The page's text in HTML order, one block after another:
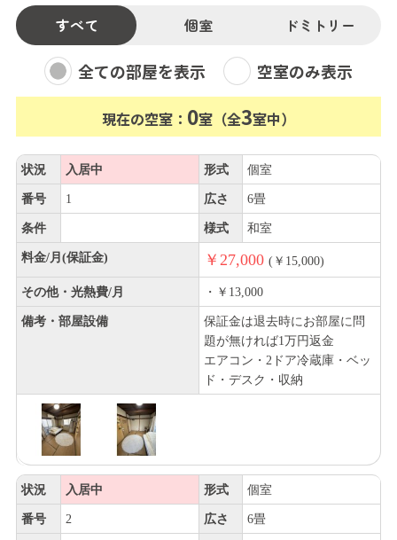
すべて 個室 ドミトリー
全ての部屋を表示 空室のみ表示
現在の空室： 0室（全3室中）
状況 入居中 形式 個室
番号 1 広さ 6畳
条件 様式 和室
料金/月(保証金) ￥27,000 (￥15,000)
その他・光熱費/月 ・￥13,000
備考・部屋設備
保証金は退去時にお部屋に問
題が無ければ1万円返金
エアコン・2ドア冷蔵庫・ベッ
ド・デスク・収納
状況 入居中 形式 個室
番号 2 広さ 6畳